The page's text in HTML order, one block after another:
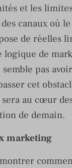
et les
canaux où
de réelles
logique de
pas
cet
au cœur
de demain.
marketing